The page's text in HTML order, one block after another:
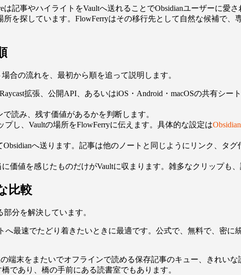
記事やハイライトをVaultへ送れることでObsidianユーザーに愛
を探しています。FlowFerryはその移行先として自然な候補で、
合の流れを、最初から順を追って説明します。
拡張、公開API、あるいはiOS・Android・macOSの共有シー
読み、残す価値があるかを判断します。
プし、Vaultの場所をFlowFerryに伝えます。具体的な設定は
へ送ります。記事は他のノートと同じようにリンク、タ
価値を感じたものだけがVaultに収まります。雑多なクリップも
比較
分を解決しています。
へ最速でたどり着きたいときに最適です。公式で、無料で、密に
端末をまたいでオフラインで読める保存記事のキュー、きれい
であり、橋の手前にある読書室でもあります。